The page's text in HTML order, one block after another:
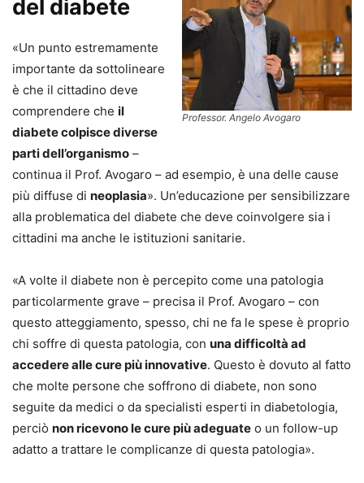
Professor. Angelo Avogaro
del diabete
«Un punto estremamente
importante da sottolineare
è che il cittadino deve
comprendere che il
diabete colpisce diverse
parti dell’organismo –
continua il Prof. Avogaro – ad esempio, è una delle cause
più diffuse di neoplasia». Un’educazione per sensibilizzare
alla problematica del diabete che deve coinvolgere sia i
cittadini ma anche le istituzioni sanitarie.
«A volte il diabete non è percepito come una patologia
particolarmente grave – precisa il Prof. Avogaro – con
questo atteggiamento, spesso, chi ne fa le spese è proprio
chi soffre di questa patologia, con una difficoltà ad
accedere alle cure più innovative. Questo è dovuto al fatto
che molte persone che soffrono di diabete, non sono
seguite da medici o da specialisti esperti in diabetologia,
perciò non ricevono le cure più adeguate o un follow-up
adatto a trattare le complicanze di questa patologia».